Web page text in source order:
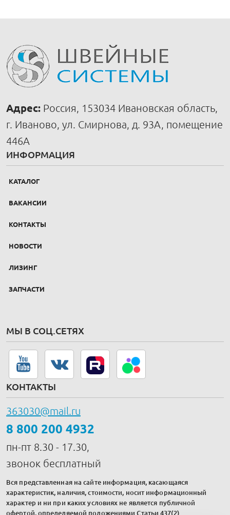
Адрес: Россия, 153034 Ивановская область,
г. Иваново, ул. Смирнова, д. 93А, помещение
446А
ИНФОРМАЦИЯ
КАТАЛОГ
ВАКАНСИИ
КОНТАКТЫ
НОВОСТИ
ЛИЗИНГ
ЗАПЧАСТИ
МЫ В СОЦ.СЕТЯХ
КОНТАКТЫ
363030@mail.ru
8 800 200 4932
пн-пт 8.30 - 17.30,
звонок бесплатный
Вся представленная на сайте информация, касающаяся
характеристик, наличия, стоимости, носит информационный
характер и ни при каких условиях не является публичной
офертой, определяемой положениями Статьи 437(2)